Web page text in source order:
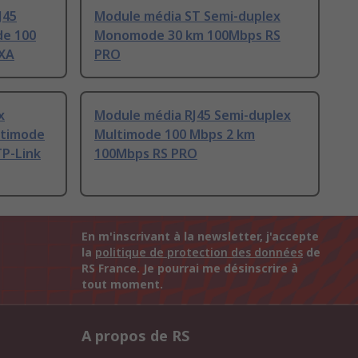
100
Module média ST Semi-duplex
Monomode 30 km 100Mbps RS
PRO
Link
Module média RJ45 Semi-duplex
Multimode 100 Mbps 2 km
100Mbps RS PRO
En m'inscrivant à la newsletter, j'accepte
la politique de protection des données de
RS France. Je pourrai me désinscrire à
tout moment.
A propos de RS